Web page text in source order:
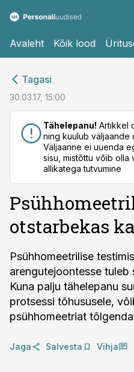
Avaleht Kõik lood
Tagasi
30.03.17, 15:00
Tähelepanu! Artikkel
ning kuulub väljaande
Väljaanne ei uuenda
sisu, mistõttu võib olla
allikatega tutvumine
otstarbekas
Psühhomeetrilise
arengutejoontesse
Kuna palju tähelepanu
protsessi tõhususele,
psühhomeetriat
Jaga Salvesta Vihja